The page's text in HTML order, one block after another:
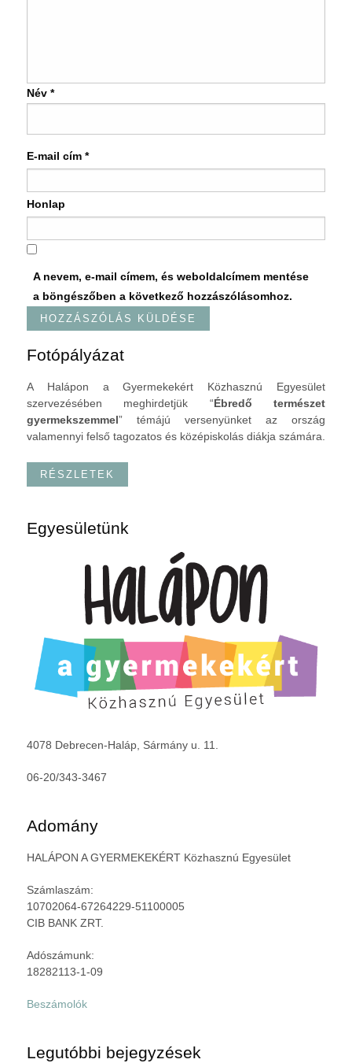
Név *
E-mail cím *
Honlap
A nevem, e-mail címem, és weboldalcímem mentése
a böngészőben a következő hozzászólásomhoz.
Fotópályázat
A Halápon a Gyermekekért Közhasznú Egyesület
szervezésében meghirdetjük “Ébredő természet
gyermekszemmel” témájú versenyünket az ország
valamennyi felső tagozatos és középiskolás diákja számára.
RÉSZLETEK
Egyesületünk
4078 Debrecen-Haláp, Sármány u. 11.
06-20/343-3467
Adomány
HALÁPON A GYERMEKEKÉRT Közhasznú Egyesület
Számlaszám:
10702064-67264229-51100005
CIB BANK ZRT.
Adószámunk:
18282113-1-09
Beszámolók
Legutóbbi bejegyzések